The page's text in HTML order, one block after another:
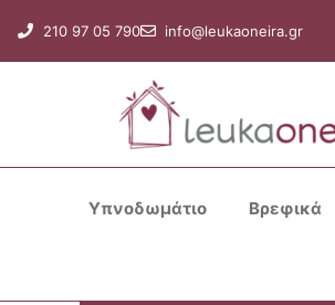
στο
περιεχόμενο
210 97 05 790 info@leukaoneira.gr
Υπνοδωμάτιο Βρεφικά